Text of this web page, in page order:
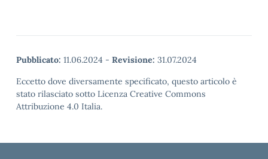
Pubblicato: 11.06.2024 - Revisione: 31.07.2024
Eccetto dove diversamente specificato, questo articolo è
stato rilasciato sotto Licenza Creative Commons
Attribuzione 4.0 Italia.